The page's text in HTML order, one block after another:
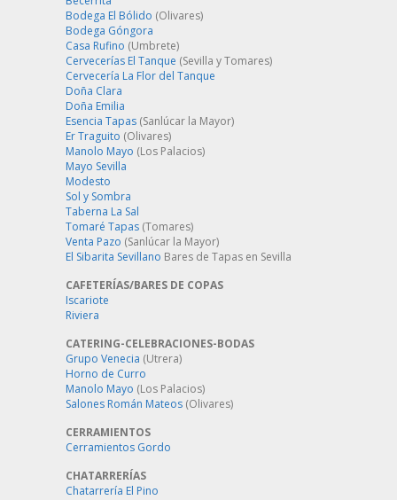
Bodega El Bólido (Olivares)
Bodega Góngora
Casa Rufino (Umbrete)
Cervecerías El Tanque (Sevilla y Tomares)
Cervecería La Flor del Tanque
Doña Clara
Doña Emilia
Esencia Tapas (Sanlúcar la Mayor)
Er Traguito (Olivares)
Manolo Mayo (Los Palacios)
Mayo Sevilla
Modesto
Sol y Sombra
Taberna La Sal
Tomaré Tapas (Tomares)
Venta Pazo (Sanlúcar la Mayor)
El Sibarita Sevillano Bares de Tapas en Sevilla
CAFETERÍAS/BARES DE COPAS
Iscariote
Riviera
CATERING-CELEBRACIONES-BODAS
Grupo Venecia (Utrera)
Horno de Curro
Manolo Mayo (Los Palacios)
Salones Román Mateos (Olivares)
CERRAMIENTOS
Cerramientos Gordo
CHATARRERÍAS
Chatarrería El Pino